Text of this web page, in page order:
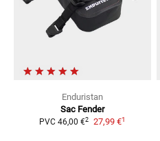
Enduristan
Sac Fender
PVC 46,00 €2 27,99 €1